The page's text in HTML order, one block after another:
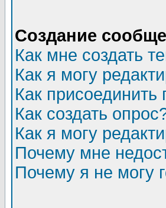
Создание
Как мне создать
Как я могу
Как
Как создать
Как я могу
Почему мне
Почему я не могу